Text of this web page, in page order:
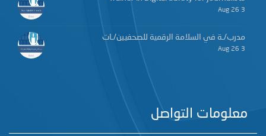
3 Aug 26
مدرب/ـة في السلامة الرقمية للصحفيين/ـات
3 Aug 26
معلومات التواصل